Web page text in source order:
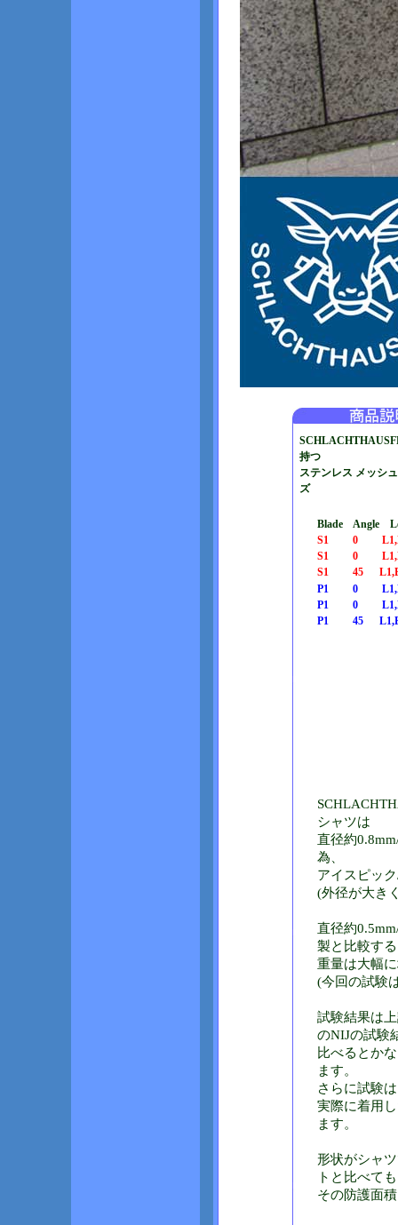
持つ
ステンレス メッシ
ズ
Blade Angle
S1 0
S1 0
S1 45
P1 0
P1 0
P1 45
シャツは
直径約
為、
アイスピッ
(外径が大き
直径約
製と比較す
重量は大幅
(今回の試験
試験結果は
のNIJの試験
比べるとか
ます。
さらに試験
実際に着用
ます。
形状がシャ
トと比べて
その防護面